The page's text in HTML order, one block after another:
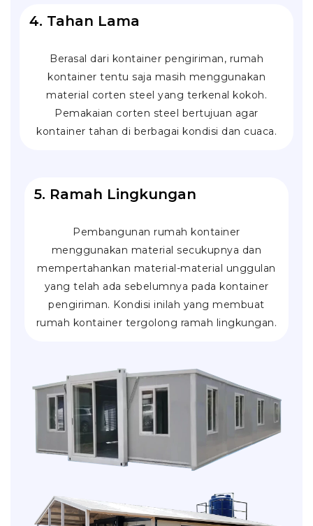
4. Tahan Lama
Berasal dari kontainer pengiriman, rumah
kontainer tentu saja masih menggunakan
material corten steel yang terkenal kokoh.
Pemakaian corten steel bertujuan agar
kontainer tahan di berbagai kondisi dan cuaca.
5. Ramah Lingkungan
Pembangunan rumah kontainer
menggunakan material secukupnya dan
mempertahankan material-material unggulan
yang telah ada sebelumnya pada kontainer
pengiriman. Kondisi inilah yang membuat
rumah kontainer tergolong ramah lingkungan.